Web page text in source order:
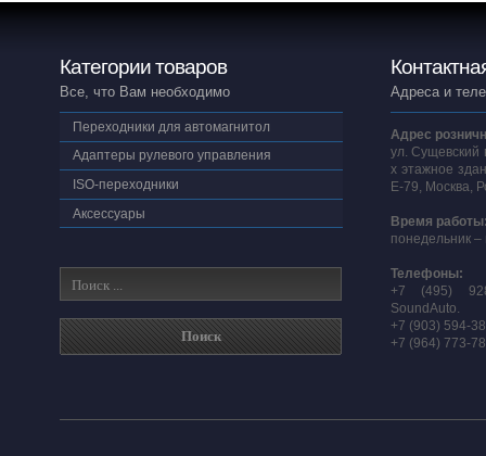
Категории товаров
Все, что Вам необходимо
Переходники для автомагнитол
Адаптеры рулевого управления
ISO-переходники
Аксессуары
Адреса и
Адрес
ул. Сущевский
х этажное
E-79, Москва,
Время
понедельник –
Телефоны:
+7 (495)
SoundAuto.
+7 (903) 594-
+7 (964) 773-